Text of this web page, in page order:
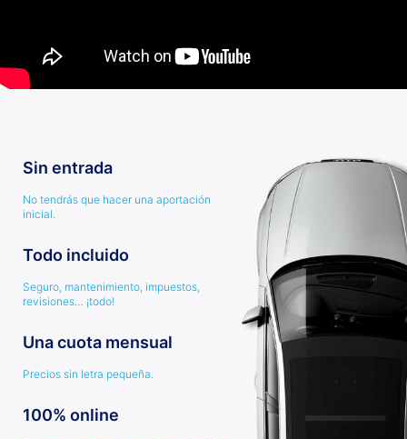
Sin entrada
No tendrás que hacer una aportación
inicial.
Todo incluido
Seguro, mantenimiento, impuestos,
revisiones… ¡todo!
Una cuota mensual
Precios sin letra pequeña.
100% online